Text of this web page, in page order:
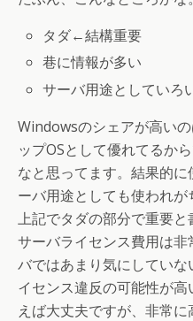
タダ←結構重要
巷に情報が多い
サーバ用途としていろ
Windowsのシェアが高い
ップOSとして優れてるか
なと思ってます。結果的
ーバ用途としても使われが
上記でタダの部分で重要
サーバライセンス費用は
バではあまり気にしてい
イセンス違反の可能性が
えば大丈夫ですが、非常